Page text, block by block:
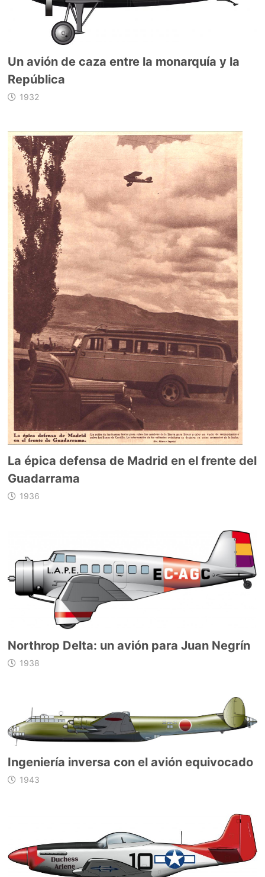
Un avión de caza entre la monarquía y la
República
1932
La épica defensa de Madrid en el frente del
Guadarrama
1936
Northrop Delta: un avión para Juan Negrín
1938
Ingeniería inversa con el avión equivocado
1943